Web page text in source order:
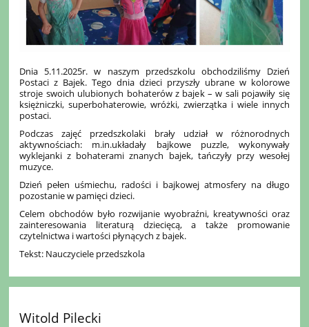
Dnia 5.11.2025r. w naszym przedszkolu obchodziliśmy Dzień
Postaci z Bajek. Tego dnia dzieci przyszły ubrane w kolorowe
stroje swoich ulubionych bohaterów z bajek – w sali pojawiły się
księżniczki, superbohaterowie, wróżki, zwierzątka i wiele innych
postaci.
Podczas zajęć przedszkolaki brały udział w różnorodnych
aktywnościach: m.in.układały bajkowe puzzle, wykonywały
wyklejanki z bohaterami znanych bajek, tańczyły przy wesołej
muzyce.
Dzień pełen uśmiechu, radości i bajkowej atmosfery na długo
pozostanie w pamięci dzieci.
Celem obchodów było rozwijanie wyobraźni, kreatywności oraz
zainteresowania literaturą dziecięcą, a także promowanie
czytelnictwa i wartości płynących z bajek.
Tekst: Nauczyciele przedszkola
Witold Pilecki